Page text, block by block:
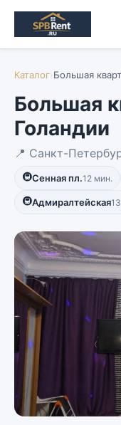
Каталог›Большая
Большая
Голандии
📍 Санкт-
🚇Сенная пл.12 мин.
🚇Адмиралтейская